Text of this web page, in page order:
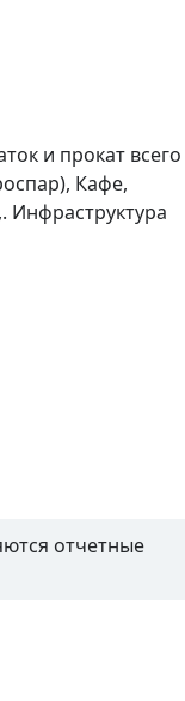
и прокат всего
Кафе,
Инфраструктура
отчетные